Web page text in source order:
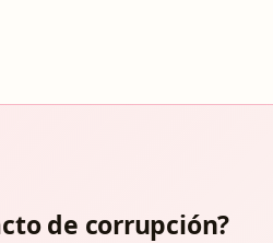
de corrupción?